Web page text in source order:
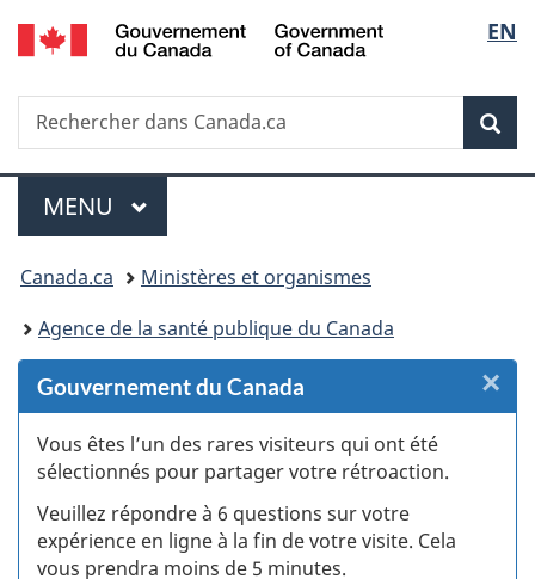
Passer
au
des
Passer
au
principal
Passer
à
Au
du
Passer
à
version
simplifiée
de
la
EN
Recherche
Rechercher
dans
Menu
MENU PRINCIPAL
Vous
êtes
ici :
Canada.ca
Ministères et organismes
Agence de la santé publique du Canada
Gouvernement du Canada
Vous êtes l’un des rares visiteurs qui ont été
sélectionnés pour partager votre rétroaction.
Veuillez répondre à 6 questions sur votre
expérience en ligne à la fin de votre visite. Cela
vous prendra moins de 5 minutes.
×